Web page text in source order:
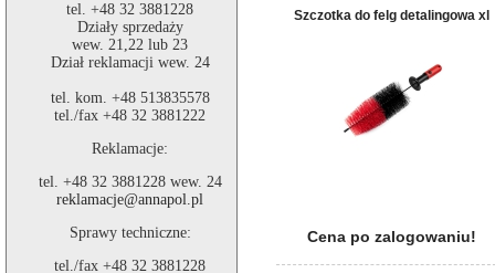
tel. +48 32 3881228
Działy sprzedaży
wew. 21,22 lub 23
Dział reklamacji wew. 24
tel. kom. +48 513835578
tel./fax +48 32 3881222
Reklamacje:
tel. +48 32 3881228 wew. 24
reklamacje@annapol.pl
Sprawy techniczne:
tel./fax +48 32 3881228
Szczotka do felg detalingowa xl
Cena po zalogowaniu!